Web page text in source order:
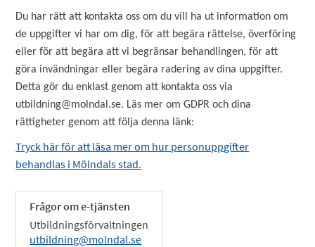
Du har rätt att kontakta oss om du vill ha ut information om
de uppgifter vi har om dig, för att begära rättelse, överföring
eller för att begära att vi begränsar behandlingen, för att
göra invändningar eller begära radering av dina uppgifter.
Detta gör du enklast genom att kontakta oss via
utbildning@molndal.se. Läs mer om GDPR och dina
rättigheter genom att följa denna länk:
Tryck här för att läsa mer om hur personuppgifter
behandlas i Mölndals stad.
Frågor om e-tjänsten
Utbildningsförvaltningen
utbildning@molndal.se